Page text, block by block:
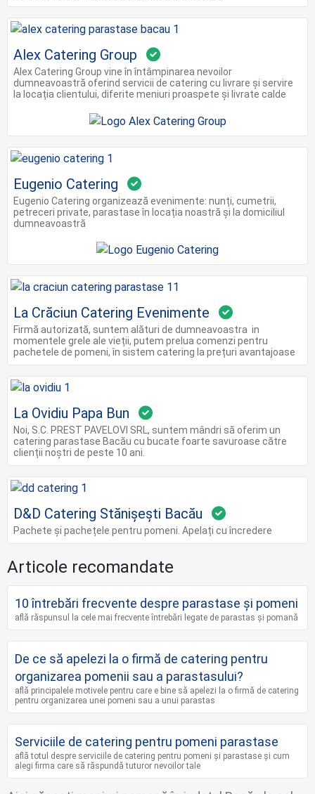
Alex Catering Group
Alex Catering Group vine în întâmpinarea nevoilor
dumneavoastră oferind servicii de catering cu livrare și servire
la locația clientului, diferite meniuri proaspete și livrate calde
Eugenio Catering
Eugenio Catering organizează evenimente: nunți, cumetrii,
petreceri private, parastase în locația noastră și la domiciliul
dumneavoastră
La Crăciun Catering Evenimente
Firmă autorizată, suntem alături de dumneavoastra in
momentele grele ale vieții, putem prelua comenzi pentru
pachetele de pomeni, în sistem catering la prețuri avantajoase
La Ovidiu Papa Bun
Noi, S.C. PREST PAVELOVI SRL, suntem mândri să oferim un
catering parastase Bacău cu bucate foarte savuroase către
clienții noștri de peste 10 ani.
D&D Catering Stănișești Bacău
Pachete și pachețele pentru pomeni. Apelați cu încredere
Articole recomandate
10 întrebări frecvente despre parastase și pomeni
află răspunsul la cele mai frecvente întrebări legate de parastas și pomană
De ce să apelezi la o firmă de catering pentru
organizarea pomenii sau a parastasului?
află principalele motivele pentru care e bine să apelezi la o firmă de catering
pentru organizarea unei pomeni sau a unui parastas
Serviciile de catering pentru pomeni parastase
află totul despre serviciile de catering pentru pomeni și parastase și cum
alegi firma care să răspundă tuturor nevoilor tale